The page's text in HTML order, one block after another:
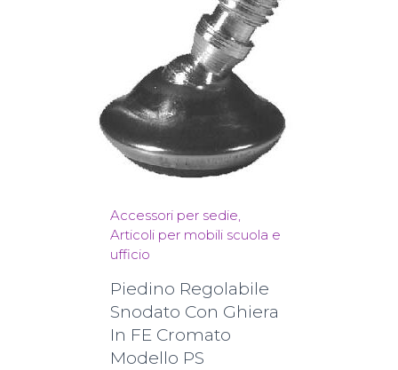
Accessori per sedie
Articoli per mobili scuola e
ufficio
Piedino Regolabile
Snodato Con Ghiera
In FE Cromato
Modello PS